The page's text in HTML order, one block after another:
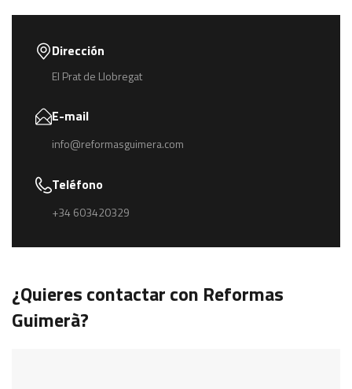
Dirección
El Prat de Llobregat
E-mail
info@reformasguimera.com
Teléfono
+34 603420329
¿Quieres contactar con Reformas
Guimerà?